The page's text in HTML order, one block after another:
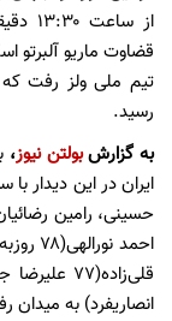
قضاوت ماریو آلبرتو
تیم ملی ولز رفت که
رسید.
به گزارشبولتن نیوز،
ایران در این دیدار
انصاریفرد) به میدان